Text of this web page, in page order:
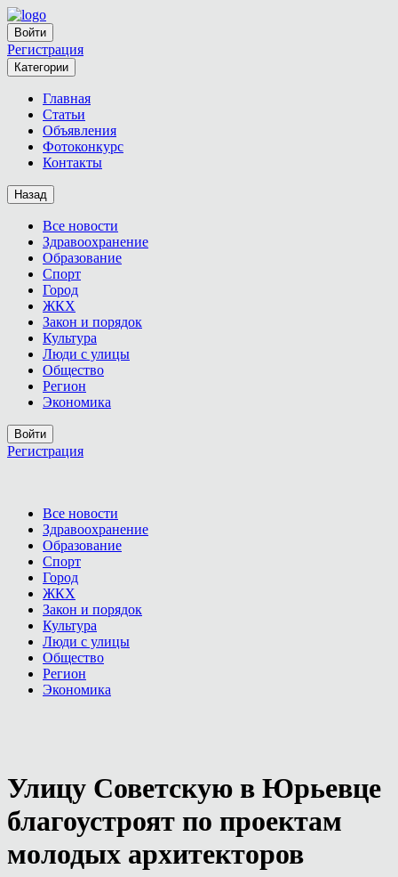
Войти
Регистрация
Категории
Главная
Статьи
Объявления
Фотоконкурс
Контакты
Назад
Все новости
Здравоохранение
Образование
Спорт
Город
ЖКХ
Закон и порядок
Культура
Люди с улицы
Общество
Регион
Экономика
Войти
Регистрация
Все новости
Здравоохранение
Образование
Спорт
Город
ЖКХ
Закон и порядок
Культура
Люди с улицы
Общество
Регион
Экономика
Улицу Советскую в Юрьевце
благоустроят по проектам
молодых архитекторов